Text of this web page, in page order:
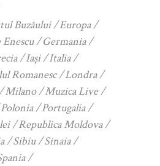
Buzăului
Europa
Germania
Iași
Italia
Romanesc
Londra
Milano
Muzica Live
Polonia
Portugalia
Republica Moldova
Sibiu
Sinaia